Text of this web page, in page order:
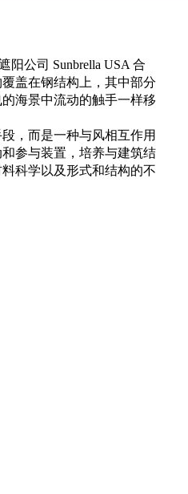
阳公司 Sunbrella USA 合
盖在钢结构上，其中部分
海景中流动的触手一样移
，而是一种与风相互作用
参与装置，培养与建筑结
科学以及形式和结构的不